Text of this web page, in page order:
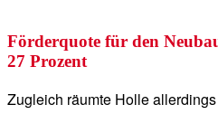
Förderquote für den
27 Prozent
Zugleich räumte Holle